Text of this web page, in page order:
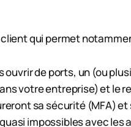
qui permet
ouvrir de ports, un (ou
votre entreprise) et le
sa sécurité (MFA)
impossibles avec